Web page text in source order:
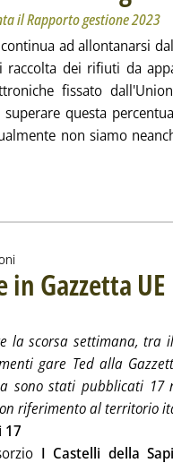
il Rapporto gestione 2023
ad allontanarsi
raccolta dei rifiuti da
fissato
superare questa
non siamo
Gazzetta UE
la scorsa settimana, tra
gare Ted alla
sono stati pubblicati
riferimento al territorio
17
I Castelli della